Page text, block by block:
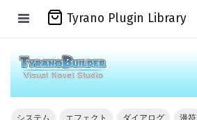
Tyrano Plugin Library
システム エフェクト ダイアログ 漫符